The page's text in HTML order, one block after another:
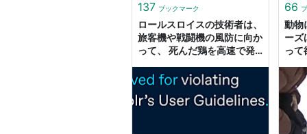
137 ブックマーク
ロールスロイスの技術者は、
旅客機や戦闘機の風防に向か
って、 死んだ鶏を高速で発
しばしば発生する鳥の衝突事
故を模して、風防の強度試験
をするためだった。 この発
66
動物
ーズ
って
にな
い